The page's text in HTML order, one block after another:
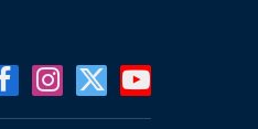
FacebookInstagram
X
(Twitter)
YouTube